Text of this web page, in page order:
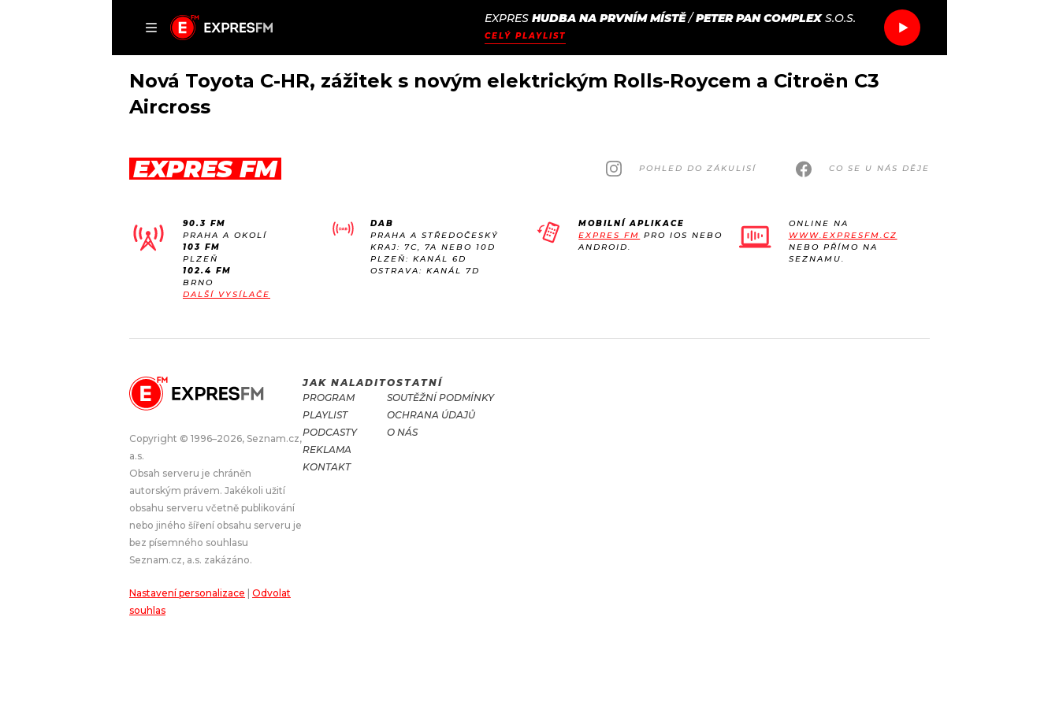
SEZNAM.CZ
EXPRES HUDBA NA PRVNÍM MÍSTĚ/PETER PAN COMPLEX S.O.S.
CELÝ PLAYLIST
ČLÁNKY
HUDBA
ROZHOVORY
#NEBUDUDOMA
KALENDÁŘ
JAK NALADIT
APLIKACE
PROGRAM
SOUTĚŽE
Nová Toyota C-HR, zážitek s novým elektrickým Rolls-Roycem a Citroën C3
Aircross
EXPRES FM POHLED DO ZÁKULISÍ CO SE U NÁS DĚJE
90.3 FM
PRAHA A OKOLÍ
103 FM
PLZEŇ
102.4 FM
BRNO
DALŠÍ VYSÍLAČE
DAB
PRAHA A STŘEDOČESKÝ
KRAJ: 7C, 7A NEBO 10D
PLZEŇ: KANÁL 6D
OSTRAVA: KANÁL 7D
MOBILNÍ APLIKACE
EXPRES FM PRO IOS NEBO
ANDROID.
ONLINE NA
WWW.EXPRESFM.CZ
NEBO PŘÍMO NA
SEZNAMU.
Copyright © 1996–2026, Seznam.cz,
a.s.
Obsah serveru je chráněn
autorským právem. Jakékoli užití
obsahu serveru včetně publikování
nebo jiného šíření obsahu serveru je
bez písemného souhlasu
Seznam.cz, a.s. zakázáno.
Nastavení personalizace
Odvolat
souhlas
JAK NALADIT
PROGRAM
PLAYLIST
PODCASTY
REKLAMA
KONTAKT
OSTATNÍ
SOUTĚŽNÍ PODMÍNKY
OCHRANA ÚDAJŮ
O NÁS